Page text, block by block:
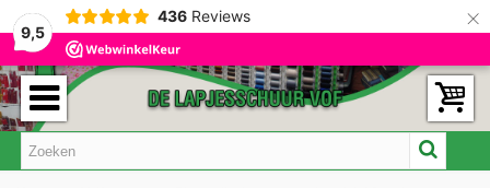
9,5
436 Reviews ×